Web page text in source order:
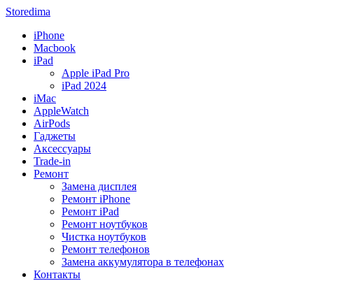
Storedima
iPhone
Macbook
iPad
Apple iPad Pro
iPad 2024
iMac
AppleWatch
AirPods
Гаджеты
Аксессуары
Trade-in
Ремонт
Замена дисплея
Ремонт iPhone
Ремонт iPad
Ремонт ноутбуков
Чистка ноутбуков
Ремонт телефонов
Замена аккумулятора в телефонах
Контакты